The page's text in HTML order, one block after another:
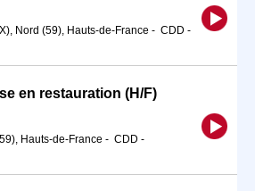
Nord (59), Hauts-de-France - CDD -
en restauration (H/F)
Hauts-de-France - CDD -